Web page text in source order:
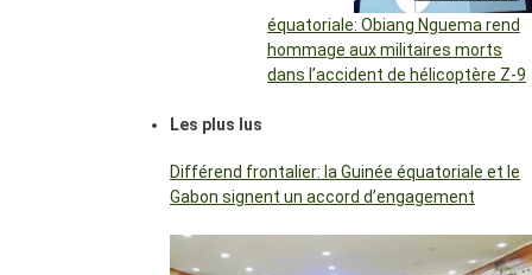
équatoriale: Obiang Nguema rend
hommage aux militaires morts
dans l’accident de hélicoptère Z-9
Les plus lus
Différend frontalier: la Guinée équatoriale et le
Gabon signent un accord d’engagement